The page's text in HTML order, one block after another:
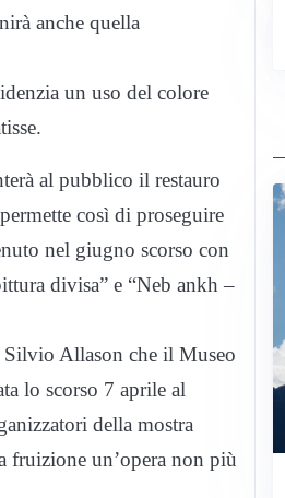
anche quella
un uso del colore
al pubblico il restauro
così di proseguire
nel giugno scorso con
divisa” e “Neb ankh –
Silvio Allason che il Museo
lo scorso 7 aprile al
della mostra
fruizione un’opera non più